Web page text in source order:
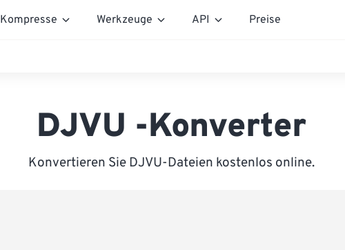
Kompresse Werkzeuge API Preise
DJVU -Konverter
Konvertieren Sie DJVU-Dateien kostenlos online.